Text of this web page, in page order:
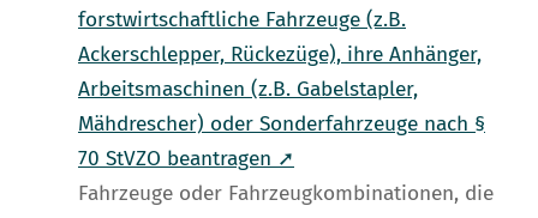
forstwirtschaftliche Fahrzeuge (z.B.
Ackerschlepper, Rückezüge), ihre Anhänger,
Arbeitsmaschinen (z.B. Gabelstapler,
Mähdrescher) oder Sonderfahrzeuge nach §
70 StVZO beantragen ➚
Fahrzeuge oder Fahrzeugkombinationen, die